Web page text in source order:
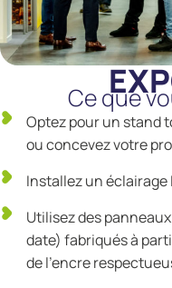
Ce que
Optez pour un stand
ou concevez votre
Installez un éclairage
Utilisez des
date) fabriqués à
de l'encre